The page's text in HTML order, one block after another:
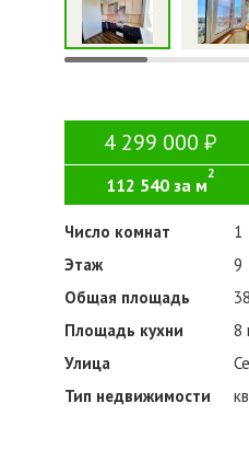
4 299 000
112 540 за м
2
Число комнат
1
Этаж
9
Общая площадь
Площадь кухни 8
Улица
Тип недвижимости